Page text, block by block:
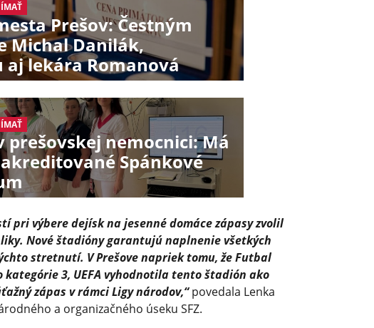
Prešov: Čestným
Michal Danilák,
lekára Romanová
prešovskej nemocnici: Má
Spánkové
pri výbere dejísk na jesenné domáce zápasy zvolil
Nové štadióny garantujú naplnenie všetkých
stretnutí. V Prešove napriek tomu, že Futbal
3, UEFA vyhodnotila tento štadión ako
zápas v rámci Ligy národov,“povedala Lenka
a organizačného úseku SFZ.